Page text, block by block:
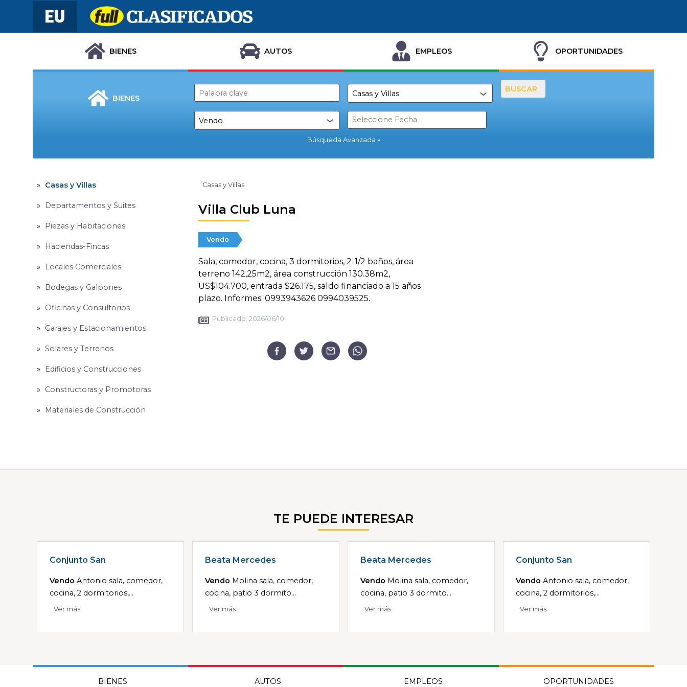
BIENES AUTOS EMPLEOS OPORTUNIDADES
BIENES
Búsqueda Avanzada
BUSCAR
Casas y Villas
Departamentos y Suites
Piezas y Habitaciones
Haciendas-Fincas
Locales Comerciales
Bodegas y Galpones
Oficinas y Consultorios
Garajes y Estacionamientos
Solares y Terrenos
Edificios y Construcciones
Constructoras y Promotoras
Materiales de Construcción
Casas y Villas
Villa Club Luna
Vendo
Sala, comedor, cocina, 3 dormitorios, 2-1/2 baños, área
terreno 142,25m2, área construcción 130.38m2,
US$104.700, entrada $26.175, saldo financiado a 15 años
plazo. Informes: 0993943626 0994039525.
Publicado: 2026/06/10
TE PUEDE INTERESAR
Conjunto San
Vendo Antonio sala, comedor,
cocina, 2 dormitorios,...
Ver más
Beata Mercedes
Vendo Molina sala, comedor,
cocina, patio 3 dormito...
Ver más
Beata Mercedes
Vendo Molina sala, comedor,
cocina, patio 3 dormito...
Ver más
Conjunto San
Vendo Antonio sala, comedor,
cocina, 2 dormitorios,...
Ver más
BIENES AUTOS EMPLEOS OPORTUNIDADES